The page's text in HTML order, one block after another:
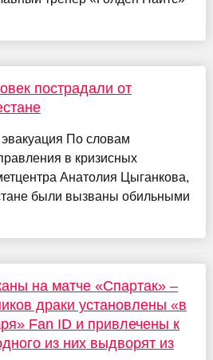
пострадали от
По словам
в кризисных
Анатолия Цыганкова,
были вызваны обильными
на матче «Спартак» –
драки установлены «в
Fan ID и привлечены к
из них выдворят из